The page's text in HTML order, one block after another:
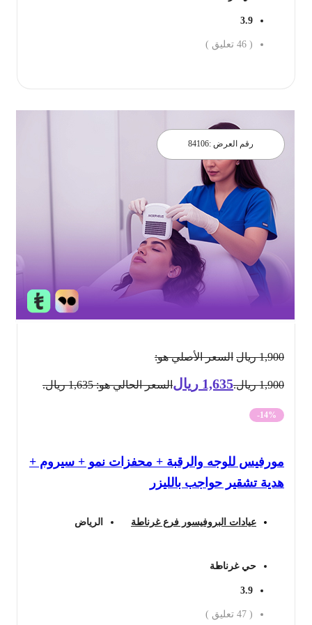
3.9
46 تعليق )
رقم العرض : 84106
1,900 ريال السعر الأصلي هو:
1,900 ريال. 1,635 ريالالسعر الحالي هو: 1,635 ريال.
-14%
مورفيس للوجه والرقبة + محفزات نمو + سيروم +
هدية تشقير حواجب بالليزر
عيادات البروفيسور فرع غرناطة الرياض
حي غرناطة
3.9
47 تعليق )